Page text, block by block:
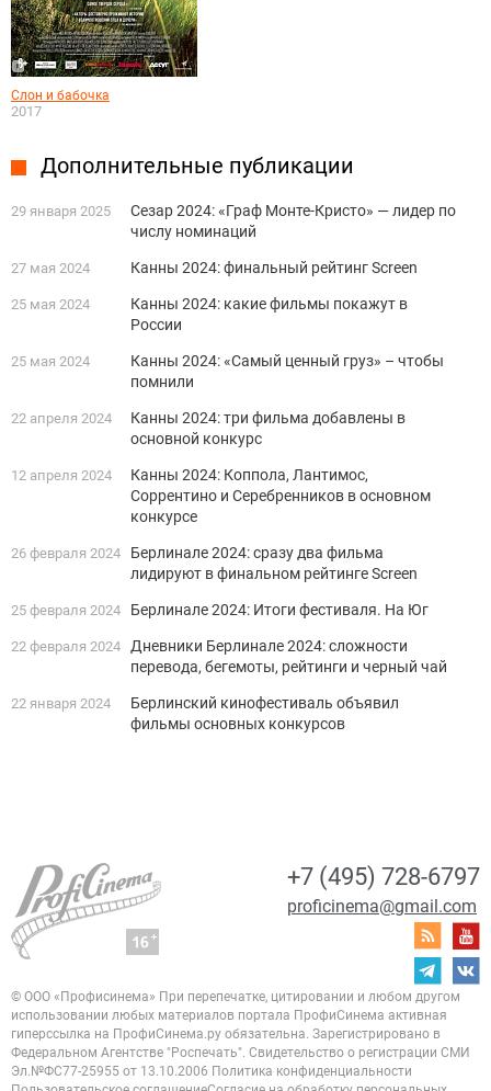
Слон и бабочка
2017
Дополнительные публикации
29 января 2025
Сезар 2024: «Граф Монте-Кристо» — лидер по
числу номинаций
27 мая 2024 Канны 2024: финальный рейтинг Screen
25 мая 2024
Канны 2024: какие фильмы покажут в
России
25 мая 2024
Канны 2024: «Самый ценный груз» – чтобы
помнили
22 апреля 2024
Канны 2024: три фильма добавлены в
основной конкурс
12 апреля 2024
Канны 2024: Коппола, Лантимос,
Соррентино и Серебренников в основном
конкурсе
26 февраля 2024
Берлинале 2024: сразу два фильма
лидируют в финальном рейтинге Screen
25 февраля 2024 Берлинале 2024: Итоги фестиваля. На Юг
22 февраля 2024
Дневники Берлинале 2024: сложности
перевода, бегемоты, рейтинги и черный чай
22 января 2024
Берлинский кинофестиваль объявил
фильмы основных конкурсов
+7 (495) 728-6797
proficinema@gmail.com
© ООО «Профисинема» При перепечатке, цитировании и любом другом
использовании любых материалов портала ПрофиСинема активная
гиперссылка на ПрофиСинема.ру обязательна. Зарегистрировано в
Федеральном Агентстве "Роспечать". Свидетельство о регистрации СМИ
Эл.№ФС77-25955 от 13.10.2006 Политика конфиденциальности